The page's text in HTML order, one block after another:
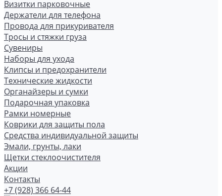
Визитки парковочные
Держатели для телефона
Провода для прикуривателя
Тросы и стяжки груза
Сувениры
Наборы для ухода
Клипсы и предохранители
Технические жидкости
Органайзеры и сумки
Подарочная упаковка
Рамки номерные
Коврики для защиты пола
Средства индивидуальной защиты
Эмали, грунты, лаки
Щетки стеклоочистителя
Акции
Контакты
+7 (928) 366 64-44